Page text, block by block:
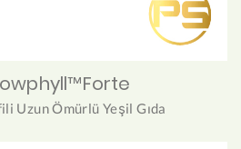
Uzun Ömürlü Yeşil Gıda